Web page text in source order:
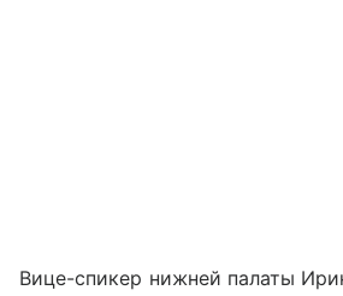
Вице-спикер нижней палаты